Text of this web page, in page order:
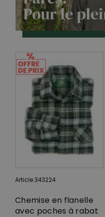
Article 343224
Chemise en flanelle
avec poches à rabat